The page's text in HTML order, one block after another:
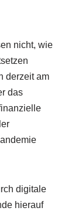
nicht, wie
derzeit am
das
digitale
hierauf